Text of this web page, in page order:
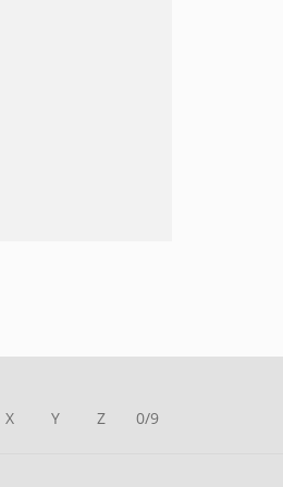
X Y Z 0/9